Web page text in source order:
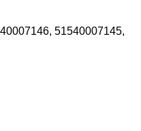
51540007145,